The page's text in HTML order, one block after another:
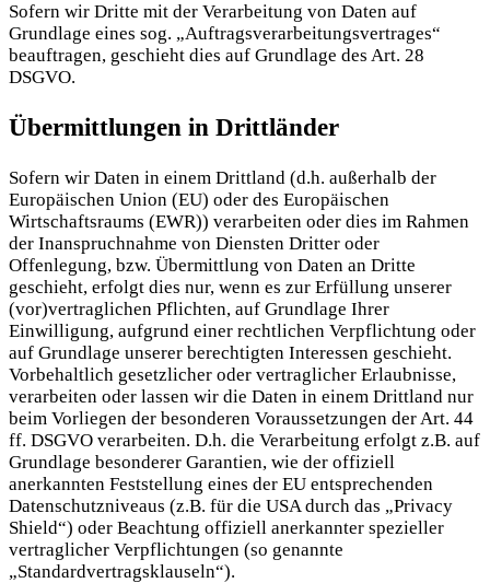
Sofern wir Dritte mit der Verarbeitung von Daten auf
Grundlage eines sog. „Auftragsverarbeitungsvertrages“
beauftragen, geschieht dies auf Grundlage des Art. 28
DSGVO.
Übermittlungen in Drittländer
Sofern wir Daten in einem Drittland (d.h. außerhalb der
Europäischen Union (EU) oder des Europäischen
Wirtschaftsraums (EWR)) verarbeiten oder dies im Rahmen
der Inanspruchnahme von Diensten Dritter oder
Offenlegung, bzw. Übermittlung von Daten an Dritte
geschieht, erfolgt dies nur, wenn es zur Erfüllung unserer
(vor)vertraglichen Pflichten, auf Grundlage Ihrer
Einwilligung, aufgrund einer rechtlichen Verpflichtung oder
auf Grundlage unserer berechtigten Interessen geschieht.
Vorbehaltlich gesetzlicher oder vertraglicher Erlaubnisse,
verarbeiten oder lassen wir die Daten in einem Drittland nur
beim Vorliegen der besonderen Voraussetzungen der Art. 44
ff. DSGVO verarbeiten. D.h. die Verarbeitung erfolgt z.B. auf
Grundlage besonderer Garantien, wie der offiziell
anerkannten Feststellung eines der EU entsprechenden
Datenschutzniveaus (z.B. für die USA durch das „Privacy
Shield“) oder Beachtung offiziell anerkannter spezieller
vertraglicher Verpflichtungen (so genannte
„Standardvertragsklauseln“).